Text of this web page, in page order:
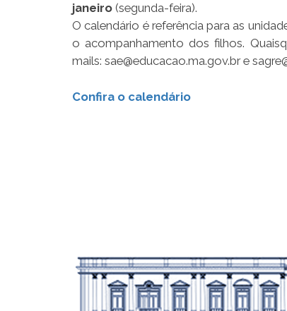
janeiro (segunda-feira).
O calendário é referência para as
o acompanhamento dos filhos.
mails: sae@educacao.ma.gov.br e
Confira o calendário